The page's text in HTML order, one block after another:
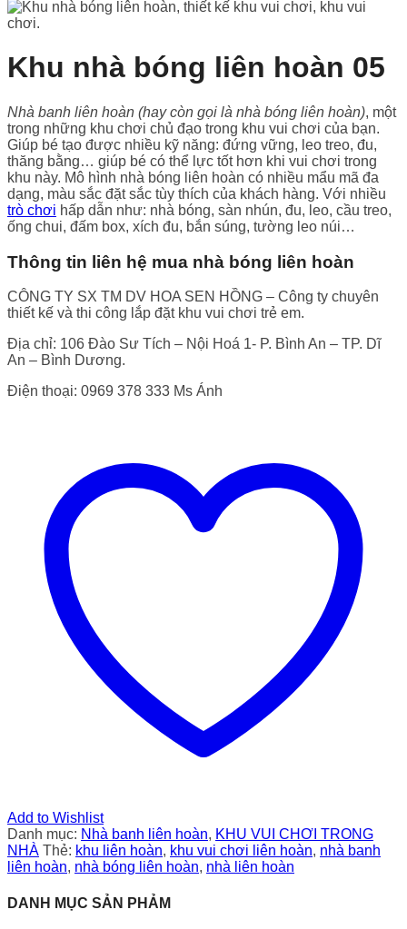
Khu nhà bóng liên hoàn 05
Nhà banh liên hoàn (hay còn gọi là nhà bóng liên hoàn), một
trong những khu chơi chủ đạo trong khu vui chơi của bạn.
Giúp bé tạo được nhiều kỹ năng: đứng vững, leo treo, đu,
thăng bằng… giúp bé có thể lực tốt hơn khi vui chơi trong
khu này. Mô hình nhà bóng liên hoàn có nhiều mẩu mã đa
dạng, màu sắc đặt sắc tùy thích của khách hàng. Với nhiều
trò chơi hấp dẫn như: nhà bóng, sàn nhún, đu, leo, cầu treo,
ống chui, đấm box, xích đu, bắn súng, tường leo núi…
Thông tin liên hệ mua nhà bóng liên hoàn
CÔNG TY SX TM DV HOA SEN HỒNG – Công ty chuyên
thiết kế và thi công lắp đặt khu vui chơi trẻ em.
Địa chỉ: 106 Đào Sư Tích – Nội Hoá 1- P. Bình An – TP. Dĩ
An – Bình Dương.
Điện thoại: 0969 378 333 Ms Ánh
Add to Wishlist
Danh mục: Nhà banh liên hoàn, KHU VUI CHƠI TRONG
NHÀ Thẻ: khu liên hoàn, khu vui chơi liên hoàn, nhà banh
liên hoàn, nhà bóng liên hoàn, nhà liên hoàn
DANH MỤC SẢN PHẢM